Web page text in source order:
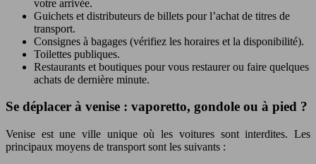
votre arrivée.
Guichets et distributeurs de billets pour l’achat de titres de
transport.
Consignes à bagages (vérifiez les horaires et la disponibilité).
Toilettes publiques.
Restaurants et boutiques pour vous restaurer ou faire quelques
achats de dernière minute.
Se déplacer à venise : vaporetto, gondole ou à pied ?
Venise est une ville unique où les voitures sont interdites. Les
principaux moyens de transport sont les suivants :